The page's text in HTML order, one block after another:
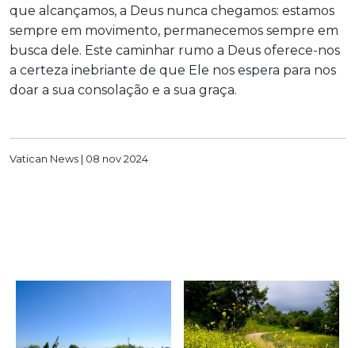
que alcançamos, a Deus nunca chegamos: estamos
sempre em movimento, permanecemos sempre em
busca dele. Este caminhar rumo a Deus oferece-nos
a certeza inebriante de que Ele nos espera para nos
doar a sua consolação e a sua graça.
Vatican News | 08 nov 2024